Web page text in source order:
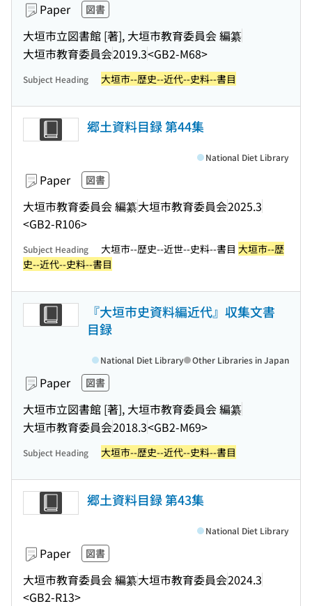
Paper 図書
大垣市立図書館 [著], 大垣市教育委員会 編纂
大垣市教育委員会2019.3<GB2-M68>
Subject Heading 大垣市--歴史--近代--史料--書目
郷土資料目録 第44集
Paper 図書
大垣市教育委員会 編纂大垣市教育委員会2025.3
<GB2-R106>
National Diet Library
Subject Heading 大垣市--歴史--近世--史料--書目 大垣市--歴
史--近代--史料--書目
『大垣市史資料編近代』収集文書
目録
Paper 図書
大垣市立図書館 [著], 大垣市教育委員会 編纂
大垣市教育委員会2018.3<GB2-M69>
National Diet Library Other Libraries in Japan
Subject Heading 大垣市--歴史--近代--史料--書目
郷土資料目録 第43集
Paper 図書
大垣市教育委員会 編纂大垣市教育委員会2024.3
<GB2-R13>
National Diet Library